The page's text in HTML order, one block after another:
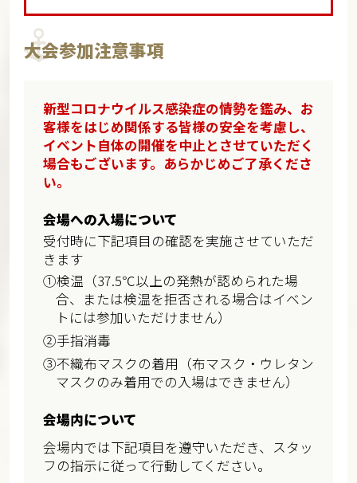
大会参加注意事項
新型コロナウイルス感染症の情勢を鑑み、お
客様をはじめ関係する皆様の安全を考慮し、
イベント自体の開催を中止とさせていただく
場合もございます。あらかじめご了承くださ
い。
会場への入場について
受付時に下記項目の確認を実施させていただ
きます
①検温 （37.5℃以上の発熱が認められた場
合、または検温を拒否される場合はイベン
トには参加いただけません）
②手指消毒
③不織布マスクの着用（布マスク・ウレタン
マスクのみ着用での入場はできません）
会場内について
会場内では下記項目を遵守いただき、スタッ
フの指示に従って行動してください。